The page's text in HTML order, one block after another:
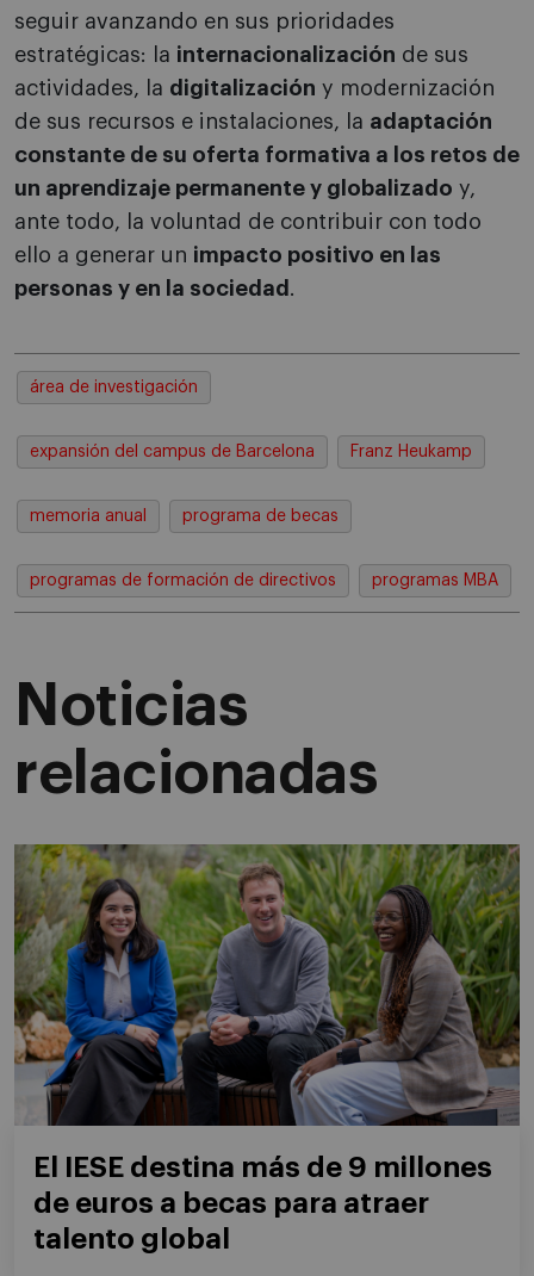
seguir avanzando en sus prioridades
estratégicas: la internacionalización de sus
actividades, la digitalización y modernización
de sus recursos e instalaciones, la adaptación
constante de su oferta formativa a los retos de
un aprendizaje permanente y globalizado y,
ante todo, la voluntad de contribuir con todo
ello a generar un impacto positivo en las
personas y en la sociedad .
área de investigación
expansión del campus de Barcelona Franz Heukamp
memoria anual programa de becas
programas de formación de directivos programas MBA
Noticias
relacionadas
El IESE destina más de 9 millones
de euros a becas para atraer
talento global